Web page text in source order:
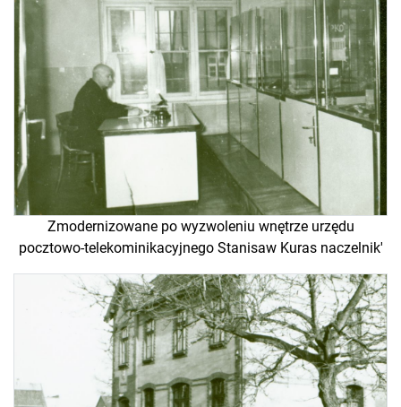
Zmodernizowane po wyzwoleniu wnętrze urzędu
pocztowo-telekominikacyjnego Stanisaw Kuras naczelnik'